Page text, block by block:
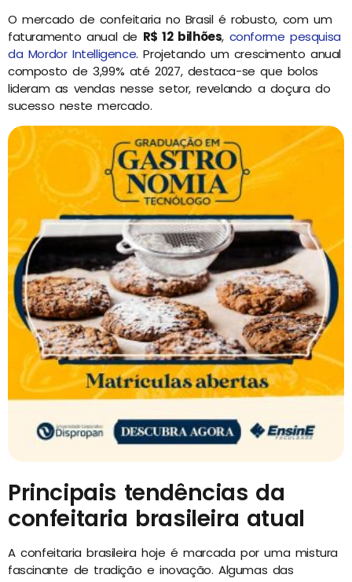
O mercado de confeitaria no Brasil é robusto, com um
faturamento anual de R$ 12 bilhões, conforme pesquisa
da Mordor Intelligence. Projetando um crescimento anual
composto de 3,99% até 2027, destaca-se que bolos
lideram as vendas nesse setor, revelando a doçura do
sucesso neste mercado.
Principais tendências da
confeitaria brasileira atual
A confeitaria brasileira hoje é marcada por uma mistura
fascinante de tradição e inovação. Algumas das